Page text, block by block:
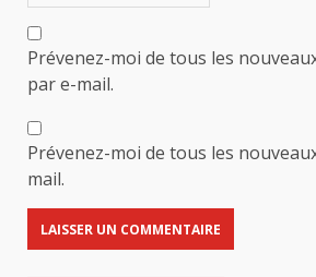
Prévenez-moi de tous les
par e-mail.
Prévenez-moi de tous les
mail.